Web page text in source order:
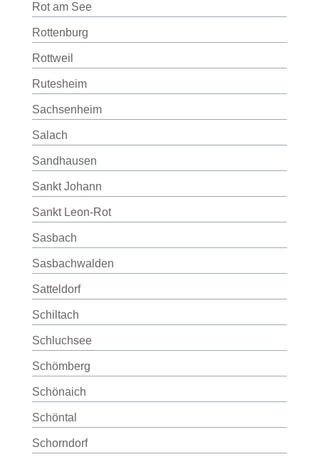
Rot am See
Rottenburg
Rottweil
Rutesheim
Sachsenheim
Salach
Sandhausen
Sankt Johann
Sankt Leon-Rot
Sasbach
Sasbachwalden
Satteldorf
Schiltach
Schluchsee
Schömberg
Schönaich
Schöntal
Schorndorf